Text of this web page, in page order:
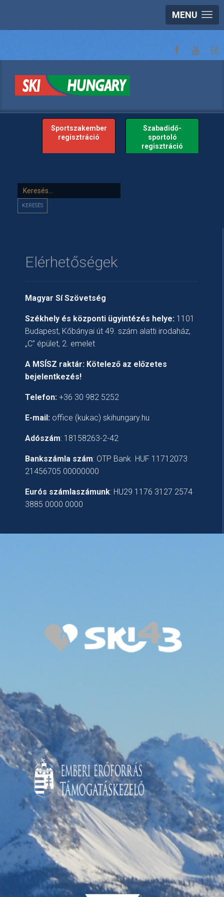
MENU
Sportszakember
regisztráció
Szabadidő-
sportoló
regisztráció
Keresés...
KERESÉS
Elérhetőségek
Magyar Sí Szövetség
Székhely és központi ügyintézés helye: 1101
Budapest, Kőbányai út 49. szám alatti irodaház,
„C” épület, 2. emelet
A MSÍSZ raktár: Kötelező az előzetes
bejelentkezés!
Telefon: +36 30 982 5252
E-mail: office (kukac) skihungary.hu
Adószám: 18158263-2-42
Bankszámla szám: OTP Bank HUF 11712073
21456705 00000000
Eurós számlaszámunk: HU29 1176 3127 2574
3885 0000 0000